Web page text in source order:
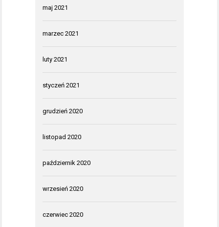
maj 2021
marzec 2021
luty 2021
styczeń 2021
grudzień 2020
listopad 2020
październik 2020
wrzesień 2020
czerwiec 2020